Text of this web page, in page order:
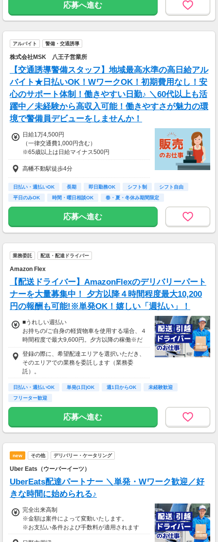
応募へ進む
アルバイト 警備・交通誘導
株式会社MSK 八王子営業所
【交通誘導警備スタッフ】地域最高水準の高日給アル
バイト★日払いOK！WワークOK！初期費用なし！安
心のサポート体制！働きやすい日勤♪ ＼60代以上も活
躍中／未経験から高収入可能！働きやすさが魅力の環
境で警備員デビューをしませんか！
日給1万4,500円
（一律交通費1,000円含む）
※65歳以上は日給マイナス500円
※70歳以上は日給マイナス2,00円
---
■交通誘導2級以上の資格をお持ちの方は
日給1万4,500円
※65歳以上は日給マイナス500円
※70歳以上は日給マイナス1,000円
★交通誘導2級（以上）として従事した場合
■65歳～69歳迄では他の年代と同じ現場でも
安全面・体力面の考慮により比較的低負荷の業
70歳以降では低負荷業務や季節により
相談の上短時間勤務をすることもあるため
給与が上記になる場合がございます。
＜月収例＞
月収29万円可能
（日給1万4,500円×月20日勤務）
高幡不動駅徒歩4分
日払い・週払いOK 長期 即日勤務OK シフト制
シフト自由
平日のみOK
時間・曜日相談OK
春・夏・冬休み期間限定
副業・ＷワークOK
応募へ進む
業務委託 配送・配達ドライバー
Amazon Flex
【配送ドライバー】AmazonFlexのデリバリーパート
ナーを大量募集中！ 夕方以降４時間程度最大10,200
円の報酬も可能!※単発OK！嬉しい「週払い」！
■うれしい週払い
お持ちの/ご自身の軽貨物車を使用する場合、４
時間程度で最大9,600円。夕方以降の稼働※だ
と４時間程度で最大10,200円の報酬が獲得可
能！給与ではなく、委託業務に応じた報酬をお
支払いする業務委託のお仕事です。うれしい週
払い。
※関東圏4-6月に１8時以降稼働した場合を想
定。地域により異なります
※報酬は規約にしたがい配達完了の15日後に支
払いますが、可能な場合は、より早く、週払い
で前週稼働分をお支払いします。
登録の際に、希望配達エリアを選択いただき、
そのエリアでの業務を委託します（業務委
登録の際に、希望配達エリアを選択いただき、
そのエリアでの業務を委託します（業務委
託）。
日払い・週払いOK 単発(1日)OK 週1日からOK
未経験歓迎
フリーター歓迎
応募へ進む
new その他 デリバリー・ケータリング
Uber Eats（ウーバーイーツ）
UberEats配達パートナー ＼単発・Wワーク歓迎／好
きな時間に始められる♪
完全出来高制
※金額は案件によって変動いたします。
※お支払い条件および手数料が適用されます